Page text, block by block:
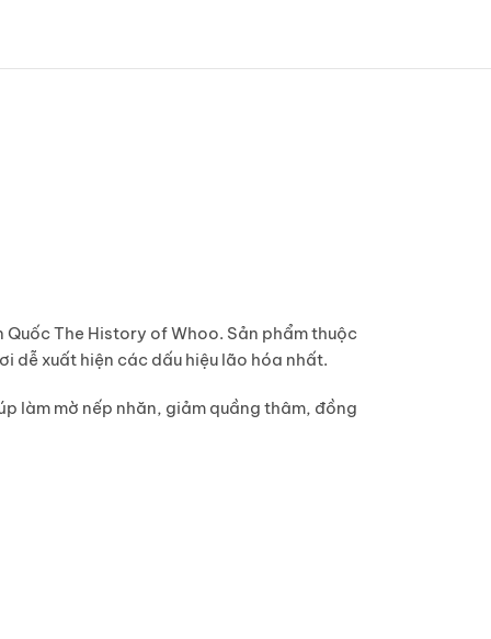
QuốcThe History of Whoo. Sản phẩm thuộc
dễ xuất hiện các dấu hiệu lão hóa nhất.
làm mờ nếp nhăn, giảm quầng thâm, đồng